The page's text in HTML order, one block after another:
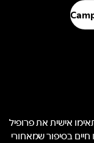
אישית את פרופיל
בסיפור שמאחורי